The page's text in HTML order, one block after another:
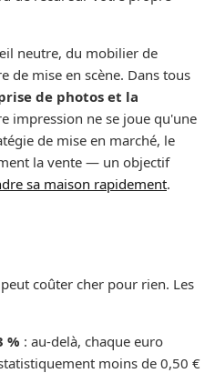
neutre, du mobilier de
de mise en scène. Dans tous
de photos et la
impression ne se joue qu'une
de mise en marché, le
la vente — un objectif
sa maison rapidement.
coûter cher pour rien. Les
% : au-delà, chaque euro
moins de 0,50 €